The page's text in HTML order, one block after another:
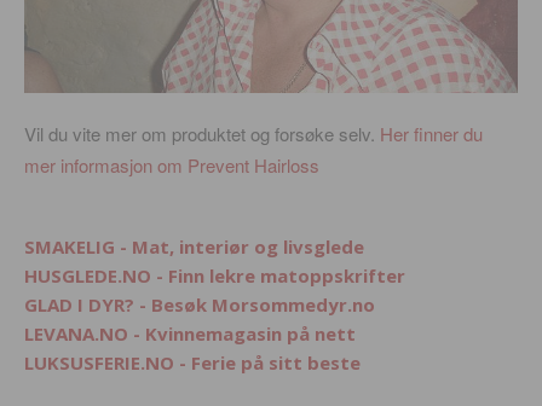
Vil du vite mer om produktet og forsøke selv. Her finner du
mer informasjon om Prevent Hairloss
SMAKELIG - Mat, interiør og livsglede
HUSGLEDE.NO - Finn lekre matoppskrifter
GLAD I DYR? - Besøk Morsommedyr.no
LEVANA.NO - Kvinnemagasin på nett
LUKSUSFERIE.NO - Ferie på sitt beste